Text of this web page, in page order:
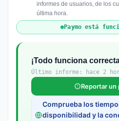
informes de usuarios, de los
última hora.
Paymo está
¡Todo funciona
Último informe: hace 2
Reportar un
Comprueba los
disponibilidad y la